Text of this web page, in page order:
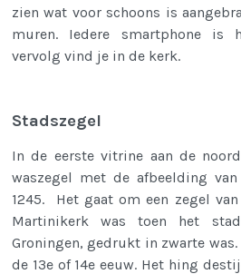
zien wat voor schoons is
muren. Iedere smartphone is
vervolg vind je in de kerk.
Stadszegel
In de eerste vitrine aan de
waszegel met de afbeelding
1245. Het gaat om een zegel
Martinikerk was toen het
Groningen, gedrukt in zwarte
de 13e of 14e eeuw. Het hing